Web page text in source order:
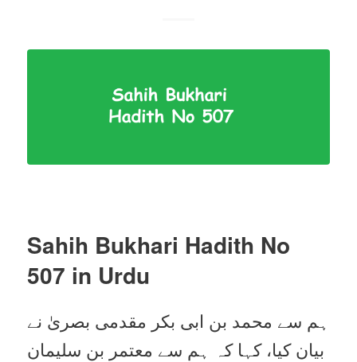
Sahih Bukhari Hadith No
507 in Urdu
ہم سے محمد بن ابی بکر مقدمی بصریٰ نے
بیان کیا، کہا کہ ہم سے معتمر بن سلیمان